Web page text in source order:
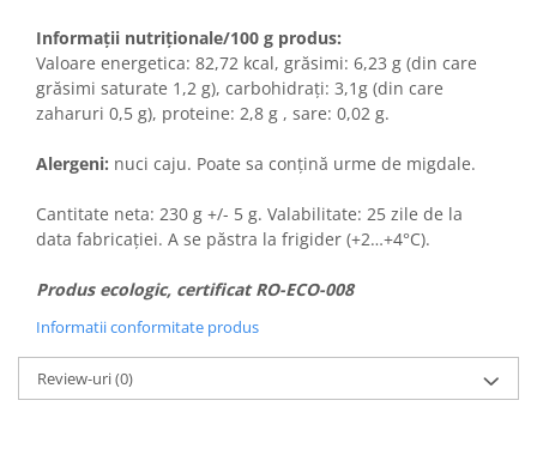
Informații nutriționale/100 g produs:
Valoare energetica: 82,72 kcal, grăsimi: 6,23 g (din care
grăsimi saturate 1,2 g), carbohidrați: 3,1g (din care
zaharuri 0,5 g), proteine: 2,8 g , sare: 0,02 g.
Alergeni: nuci caju. Poate sa conțină urme de migdale.
Cantitate neta: 230 g +/- 5 g. Valabilitate: 25 zile de la
data fabricației. A se păstra la frigider (+2…+4°C).
Produs ecologic, certificat RO-ECO-008
Informatii conformitate produs
Review-uri(0)